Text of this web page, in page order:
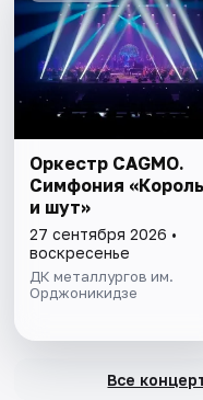
Оркестр CAGMO.
Симфония «Король
и шут»
27 сентября 2026 •
воскресенье
ДК металлургов им.
Орджоникидзе
Все